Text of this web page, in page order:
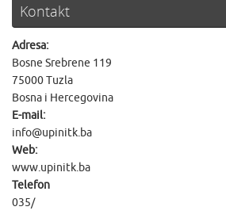
Kontakt
Adresa:
Bosne Srebrene 119
75000 Tuzla
Bosna i Hercegovina
E-mail:
info@upinitk.ba
Web:
www.upinitk.ba
Telefon
035/